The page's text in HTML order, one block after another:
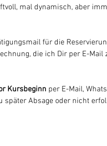
mal dynamisch, aber
für die
die ich Dir per E-Mail
Kursbeginn per E-Mail,
später Absage oder nicht